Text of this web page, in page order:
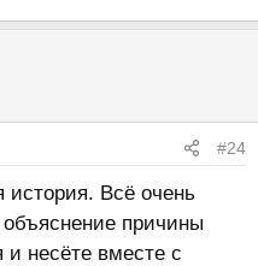
#24
история. Всё очень
причины
и несёте вместе с